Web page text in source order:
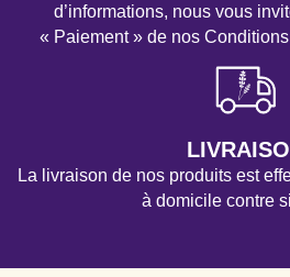
d’informations, nous vous
« Paiement » de nos
La livraison de nos produits est
à domicile contre